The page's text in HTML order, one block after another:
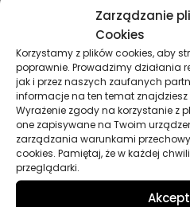
Zarządzanie
Cookies
Korzystamy z plików cookies, aby
poprawnie. Prowadzimy działania
jak i przez naszych zaufanych
informacje na ten temat
Wyrażenie zgody na korzystanie z
one zapisywane na Twoim
zarządzania warunkami
cookies. Pamiętaj, że w każdej
przeglądarki.
nie powoduje uszkodzeń.
pomieszczeniach zapewnij
na zawartość alkoholu
dala od źródeł ciepła i ognia, w
dzieci. Dla zwiększenia
elektroniki, nakładaj preparat na
na czyszczone komponenty.
Parametry